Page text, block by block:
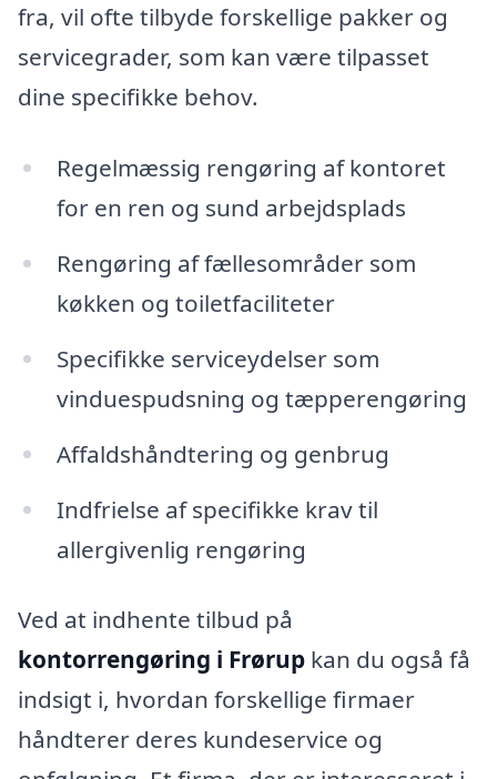
fra, vil ofte tilbyde forskellige pakker og
servicegrader, som kan være tilpasset
dine specifikke behov.
Regelmæssig rengøring af kontoret
for en ren og sund arbejdsplads
Rengøring af fællesområder som
køkken og toiletfaciliteter
Specifikke serviceydelser som
vinduespudsning og tæpperengøring
Affaldshåndtering og genbrug
Indfrielse af specifikke krav til
allergivenlig rengøring
Ved at indhente tilbud på
kontorrengøring i Frørup kan du også få
indsigt i, hvordan forskellige firmaer
håndterer deres kundeservice og